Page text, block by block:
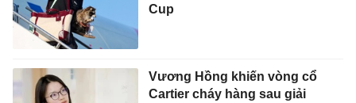
Cup
Vương Hồng khiến vòng cổ
Cartier cháy hàng sau giải